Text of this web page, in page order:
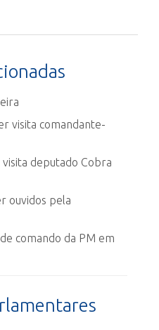
visita comandante-
deputado Cobra
ouvidos pela
comando da PM em